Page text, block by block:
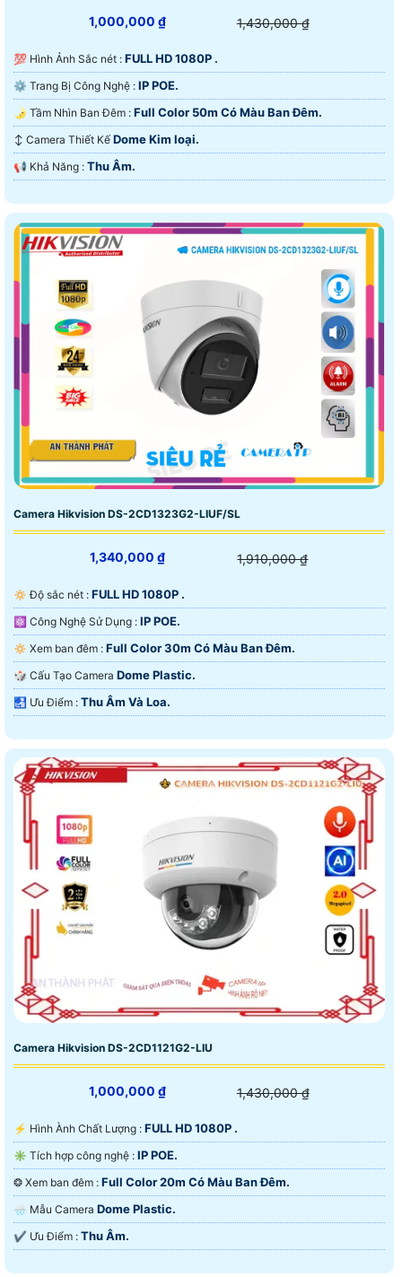
1,000,000 ₫ 1,430,000 ₫
💯 Hình Ảnh Sắc nét : FULL HD 1080P .
⚙ Trang Bị Công Nghệ : IP POE.
🌛 Tầm Nhìn Ban Đêm : Full Color 50m Có Màu Ban Ðêm.
↕️ Camera Thiết Kế Dome Kim loại.
️📢 Khả Năng : Thu Âm.
Camera Hikvision DS-2CD1323G2-LIUF/SL
1,340,000 ₫ 1,910,000 ₫
🔅 Độ sắc nét : FULL HD 1080P .
⚛️ Công Nghệ Sử Dụng : IP POE.
🔅 Xem ban đêm : Full Color 30m Có Màu Ban Ðêm.
🎲 Cấu Tạo Camera Dome Plastic.
️🛃 Ưu Điểm : Thu Âm Và Loa.
Camera Hikvision DS-2CD1121G2-LIU
1,000,000 ₫ 1,430,000 ₫
️⚡ Hình Ành Chất Lượng : FULL HD 1080P .
✳️ Tích hợp công nghệ : IP POE.
❂ Xem ban đêm : Full Color 20m Có Màu Ban Ðêm.
🌧️ Mẫu Camera Dome Plastic.
️✔️ Ưu Điểm : Thu Âm.